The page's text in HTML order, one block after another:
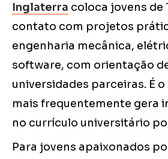
Inglaterra coloca jovens de
contato com projetos
engenharia mecânica,
software, com orientação
universidades parceiras. É
mais frequentemente gera
no currículo universitário
Para jovens apaixonados